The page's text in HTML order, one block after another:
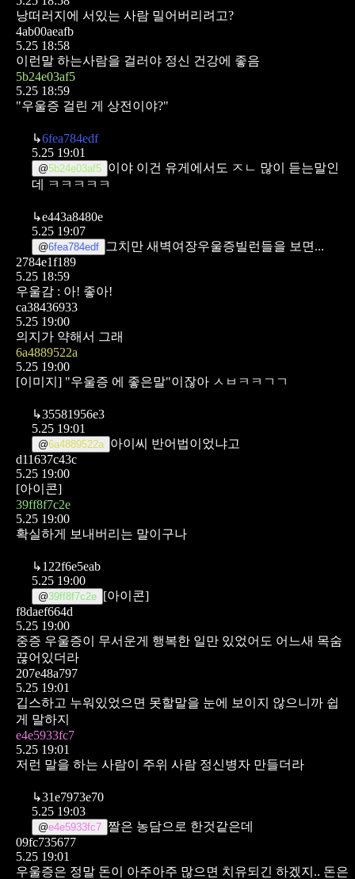
낭떠러지에 서있는 사람 밀어버리려고?
4ab00aeafb
5.25 18:58
이런말 하는사람을 걸러야 정신 건강에 좋음
5b24e03af5
5.25 18:59
"우울증 걸린 게 상전이야?"
↳6fea784edf
5.25 19:01
@5b24e03af5 이야 이건 유게에서도 ㅈㄴ 많이 듣는말인
데 ㅋㅋㅋㅋㅋ
↳e443a8480e
5.25 19:07
@6fea784edf
그치만 새벽여장우울증빌런들을 보면...
2784e1f189
5.25 18:59
우울감 : 아! 좋아!
ca38436933
5.25 19:00
의지가 약해서 그래
6a4889522a
5.25 19:00
[이미지] "우울증 에 좋은말"이잖아 ㅅㅂㅋㅋㄱㄱ
↳35581956e3
5.25 19:01
@6a4889522a 아이씨 반어법이었냐고
d11637c43c
5.25 19:00
[아이콘]
39ff8f7c2e
5.25 19:00
확실하게 보내버리는 말이구나
↳122f6e5eab
5.25 19:00
@39ff8f7c2e [아이콘]
f8daef664d
5.25 19:00
중증 우울증이 무서운게 행복한 일만 있었어도 어느새 목숨
끊어있더라
207e48a797
5.25 19:01
깁스하고 누워있었으면 못할말을 눈에 보이지 않으니까 쉽
게 말하지
e4e5933fc7
5.25 19:01
저런 말을 하는 사람이 주위 사람 정신병자 만들더라
↳31e7973e70
5.25 19:03
@e4e5933fc7 짤은 농담으로 한것같은데
09fc735677
5.25 19:01
우울증은 정말 돈이 아주아주 많으면 치유되긴 하겠지.. 돈은